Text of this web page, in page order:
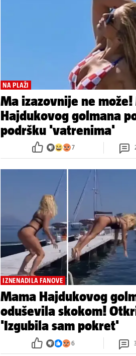
NA PLAŽI
Ma izazovnije ne
Hajdukovog golmana
podršku 'vatrenima'
7
IZNENADILA FANOVE
Mama Hajdukovog
oduševila skokom!
'Izgubila sam pokret'
6